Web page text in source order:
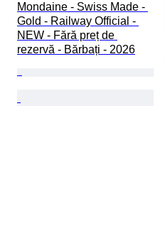
Mondaine - Swiss Made -
Gold - Railway Official -
NEW - Fără preț de
rezervă - Bărbați - 2026